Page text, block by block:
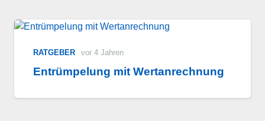
RATGEBER vor 4 Jahren
Entrümpelung mit Wertanrechnung